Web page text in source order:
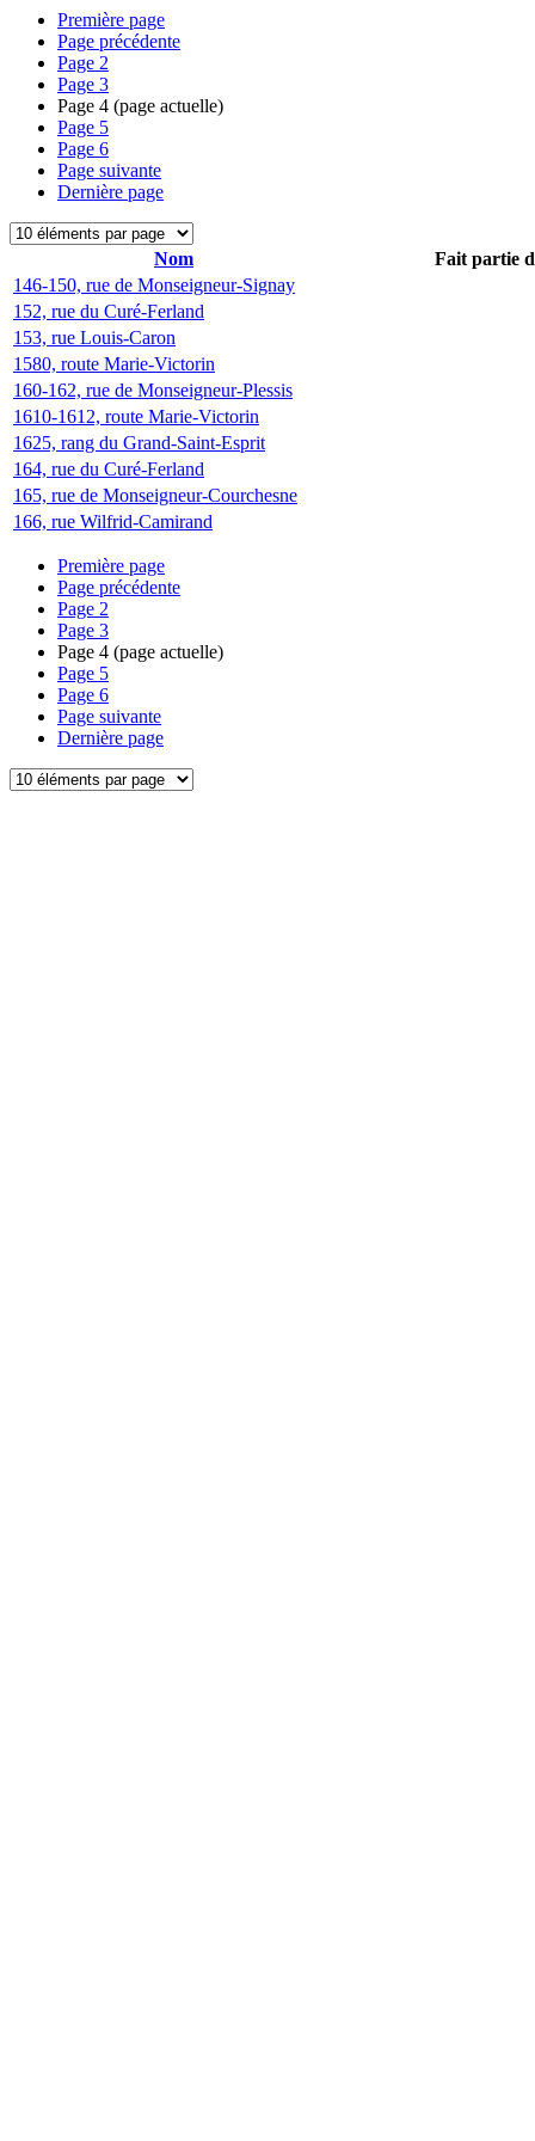
Première page
Page précédente
Page 2
Page 3
Page 4 (page actuelle)
Page 5
Page 6
Page suivante
Dernière page
Nom
Fait partie
146-150, rue de Monseigneur-Signay
152, rue du Curé-Ferland
153, rue Louis-Caron
1580, route Marie-Victorin
160-162, rue de Monseigneur-Plessis
1610-1612, route Marie-Victorin
1625, rang du Grand-Saint-Esprit
164, rue du Curé-Ferland
165, rue de Monseigneur-Courchesne
166, rue Wilfrid-Camirand
Première page
Page précédente
Page 2
Page 3
Page 4 (page actuelle)
Page 5
Page 6
Page suivante
Dernière page